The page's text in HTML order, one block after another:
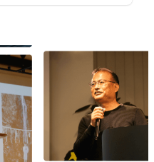
ての方の交流・情報
の開催日程）
ンラインによる開催
等は、本サービスの
。
）
ショップ利用規約、